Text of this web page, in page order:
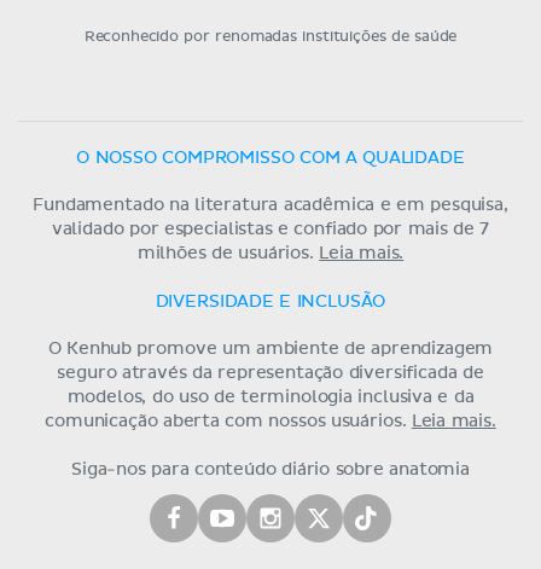
Reconhecido por renomadas instituições de saúde
O NOSSO COMPROMISSO COM A QUALIDADE
Fundamentado na literatura acadêmica e em pesquisa,
validado por especialistas e confiado por mais de 7
milhões de usuários.
Leia mais.
DIVERSIDADE E INCLUSÃO
O Kenhub promove um ambiente de aprendizagem
seguro através da representação diversificada de
modelos, do uso de terminologia inclusiva e da
comunicação aberta com nossos usuários.
Leia mais.
Siga-nos para conteúdo diário sobre anatomia